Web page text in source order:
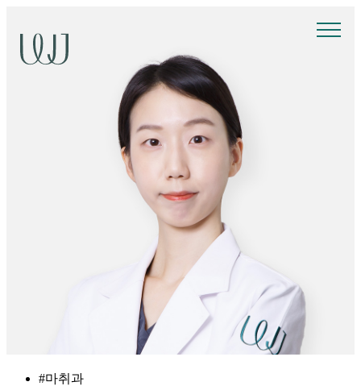
#마취과